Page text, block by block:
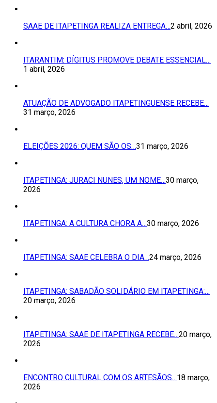
SAAE DE ITAPETINGA REALIZA ENTREGA…2 abril, 2026
ITARANTIM: DÍGITUS PROMOVE DEBATE ESSENCIAL…
1 abril, 2026
ATUAÇÃO DE ADVOGADO ITAPETINGUENSE RECEBE…
31 março, 2026
ELEIÇÕES 2026: QUEM SÃO OS…31 março, 2026
ITAPETINGA: JURACI NUNES, UM NOME…30 março,
2026
ITAPETINGA: A CULTURA CHORA A…30 março, 2026
ITAPETINGA: SAAE CELEBRA O DIA…24 março, 2026
ITAPETINGA: SABADÃO SOLIDÁRIO EM ITAPETINGA:…
20 março, 2026
ITAPETINGA: SAAE DE ITAPETINGA RECEBE…20 março,
2026
ENCONTRO CULTURAL COM OS ARTESÃOS…18 março,
2026